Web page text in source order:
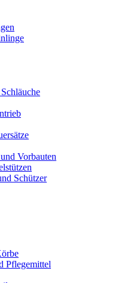
Vorbauten
Schützer
Pflegemittel